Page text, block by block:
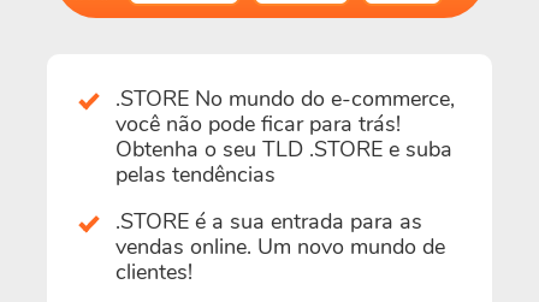
.STORE No mundo do e-commerce,
você não pode ficar para trás!
Obtenha o seu TLD .STORE e suba
pelas tendências
.STORE é a sua entrada para as
vendas online. Um novo mundo de
clientes!